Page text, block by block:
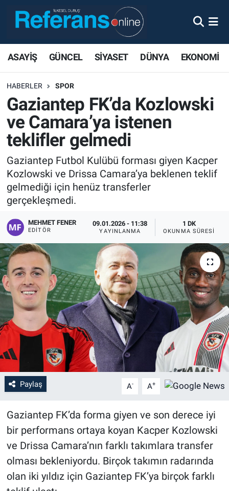
ASAYİŞ GÜNCEL SİYASET DÜNYA EKONOMİ
HABERLER SPOR
Gaziantep FK’da Kozlowski
ve Camara’ya istenen
teklifler gelmedi
Gaziantep Futbol Kulübü forması giyen Kacper
Kozlowski ve Drissa Camara’ya beklenen teklif
gelmediği için henüz transferler
gerçekleşmedi.
MEHMET FENER
EDITÖR
09.01.2026 - 11:38
YAYINLANMA
1 DK
OKUNMA SÜRESI
Paylaş A- A+
Gaziantep FK’da forma giyen ve son derece iyi
bir performans ortaya koyan Kacper Kozlowski
ve Drissa Camara’nın farklı takımlara transfer
olması bekleniyordu. Birçok takımın radarında
olan iki yıldız için Gaziantep FK’ya birçok farklı